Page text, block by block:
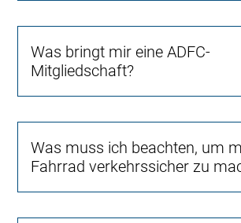
Was bringt mir eine ADFC-
Mitgliedschaft?
Was muss ich beachten, um
Fahrrad verkehrssicher zu